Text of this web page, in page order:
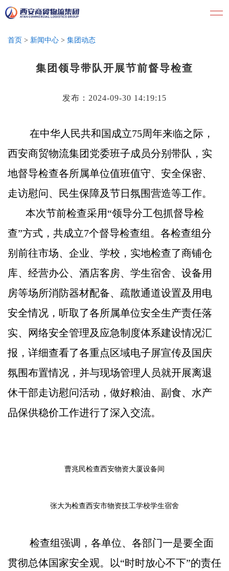
首页 > 新闻中心 > 集团动态
集团领导带队开展节前督导检查
发布：2024-09-30 14:19:15
在中华人民共和国成立75周年来临之际，
西安商贸物流集团党委班子成员分别带队，实
地督导检查各所属单位值班值守、安全保密、
走访慰问、民生保障及节日氛围营造等工作。
本次节前检查采用“领导分工包抓督导检
查”方式，共成立7个督导检查组。各检查组分
别前往市场、企业、学校，实地检查了商铺仓
库、经营办公、酒店客房、学生宿舍、设备用
房等场所消防器材配备、疏散通道设置及用电
安全情况，听取了各所属单位安全生产责任落
实、网络安全管理及应急制度体系建设情况汇
报，详细查看了各重点区域电子屏宣传及国庆
氛围布置情况，并与现场管理人员就开展离退
休干部走访慰问活动，做好粮油、副食、水产
品保供稳价工作进行了深入交流。
曹兆民检查西安物资大厦设备间
张大为检查西安市物资技工学校学生宿舍
检查组强调，各单位、各部门一是要全面
贯彻总体国家安全观。以“时时放心不下”的责任